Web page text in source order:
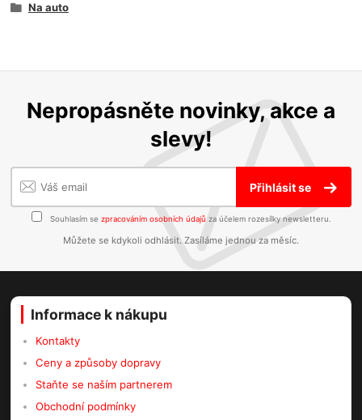
Na auto
Nepropásněte novinky, akce a
slevy!
Přihlásit se
Souhlasím se zpracováním osobních údajů za účelem rozesílky newsletteru.
Můžete se kdykoli odhlásit. Zasíláme jednou za měsíc.
Informace k nákupu
Kontakty
Ceny a způsoby dopravy
Staňte se naším partnerem
Obchodní podmínky